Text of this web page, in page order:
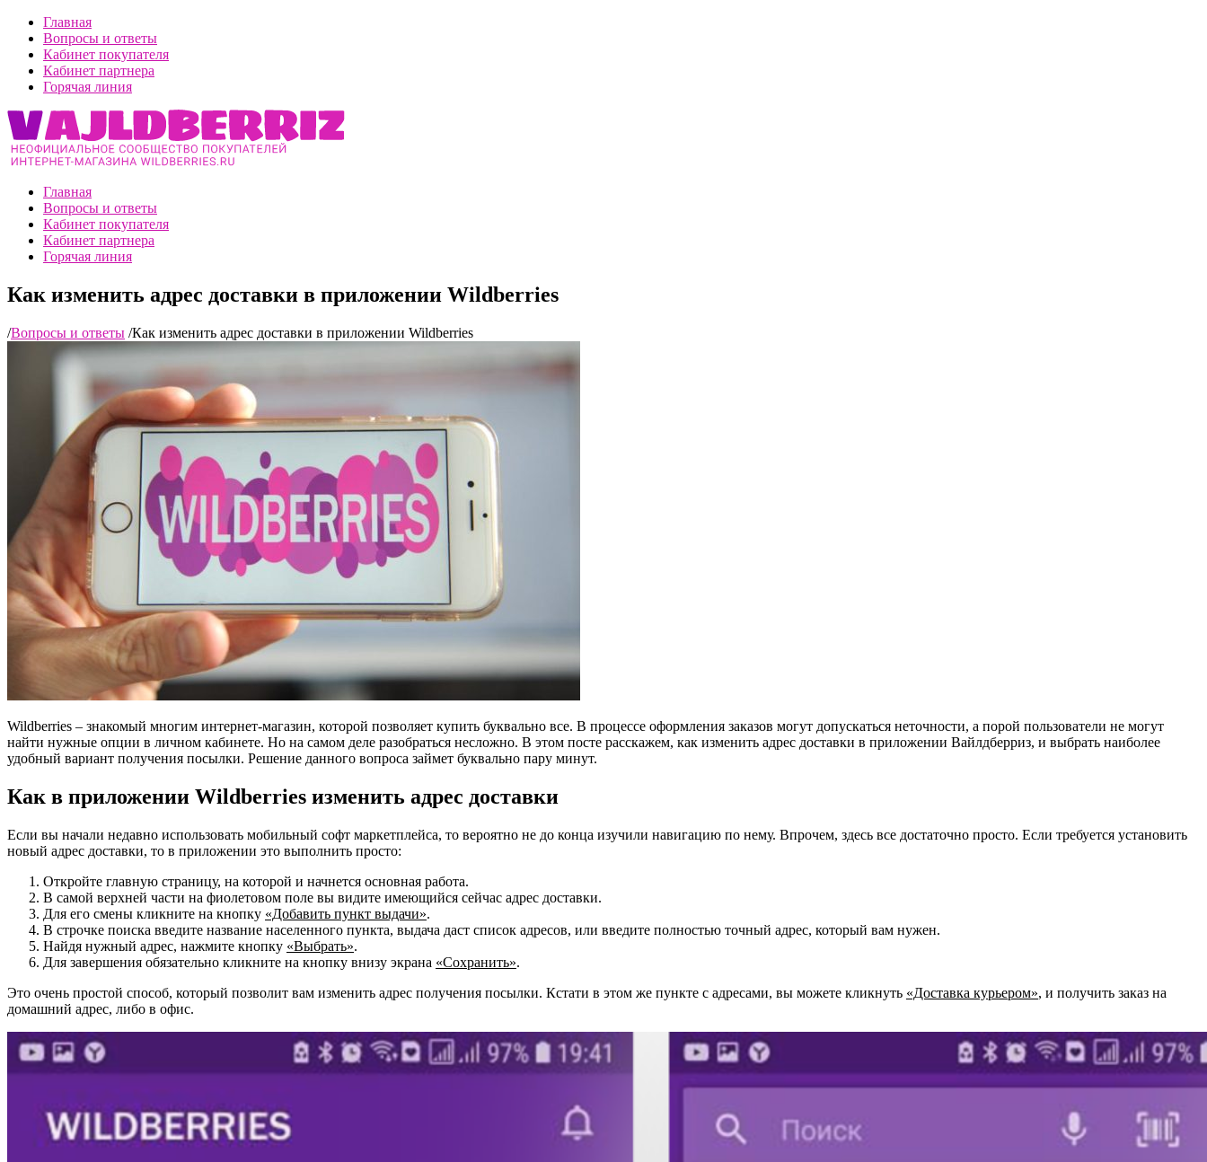
Главная
Вопросы и ответы
Кабинет покупателя
Кабинет партнера
Горячая линия
Главная
Вопросы и ответы
Кабинет покупателя
Кабинет партнера
Горячая линия
Как изменить адрес доставки в приложении Wildberries
/Вопросы и ответы /Как изменить адрес доставки в приложении Wildberries
Wildberries – знакомый многим интернет-магазин, которой позволяет купить буквально все. В процессе оформления заказов могут допускаться неточности, а порой пользователи не могут
найти нужные опции в личном кабинете. Но на самом деле разобраться несложно. В этом посте расскажем, как изменить адрес доставки в приложении Вайлдберриз, и выбрать наиболее
удобный вариант получения посылки. Решение данного вопроса займет буквально пару минут.
Как в приложении Wildberries изменить адрес доставки
Если вы начали недавно использовать мобильный софт маркетплейса, то вероятно не до конца изучили навигацию по нему. Впрочем, здесь все достаточно просто. Если требуется установить
новый адрес доставки, то в приложении это выполнить просто:
Откройте главную страницу, на которой и начнется основная работа.
В самой верхней части на фиолетовом поле вы видите имеющийся сейчас адрес доставки.
Для его смены кликните на кнопку «Добавить пункт выдачи».
В строчке поиска введите название населенного пункта, выдача даст список адресов, или введите полностью точный адрес, который вам нужен.
Найдя нужный адрес, нажмите кнопку «Выбрать».
Для завершения обязательно кликните на кнопку внизу экрана «Сохранить».
Это очень простой способ, который позволит вам изменить адрес получения посылки. Кстати в этом же пункте с адресами, вы можете кликнуть «Доставка курьером», и получить заказ на
домашний адрес, либо в офис.